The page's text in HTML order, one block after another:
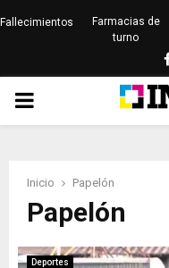
Fallecimientos
Farmacias de
turno
PRIMARY
Inicio Papelón
Papelón
Deportes